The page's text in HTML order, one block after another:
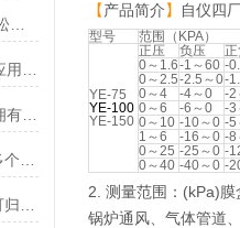
金属管浮子流量计操作全攻略：轻松拿捏，精准掌控每一步！
Q144-FTZ三相功率因数表其自身拥有怎样的功能呢？
【产品简介】 自仪四
型号 范围（KPA）
YE-75
YE-100
YE-150
正压 负压
0～1.6-1～60 -
0～2.5-2.5～0-
0～4
-4～0
-2
0～6
-6～0
-3
0～10 -10～0 -5
1～6
-16～0 -8
0～25 -25～0 -
0～40 -40～0 -
2. 测量范围：(kPa)
锅炉通风、气体管道